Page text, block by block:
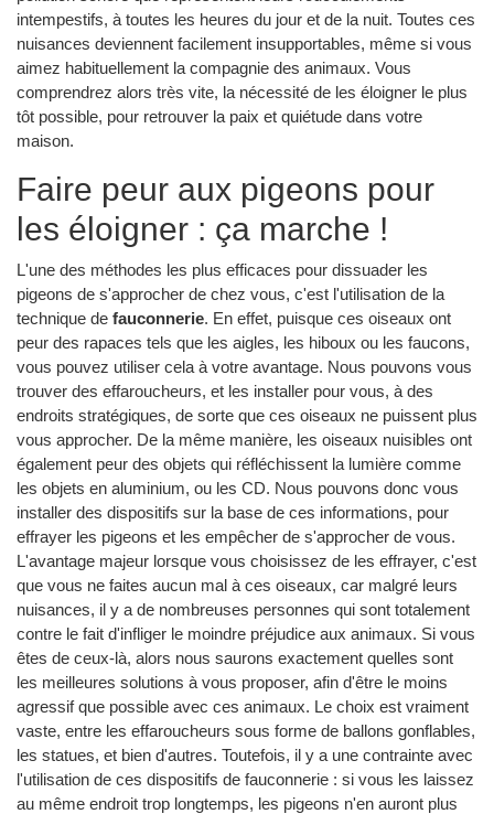
intempestifs, à toutes les heures du jour et de la nuit. Toutes ces
nuisances deviennent facilement insupportables, même si vous
aimez habituellement la compagnie des animaux. Vous
comprendrez alors très vite, la nécessité de les éloigner le plus
tôt possible, pour retrouver la paix et quiétude dans votre
maison.
Faire peur aux pigeons pour
les éloigner : ça marche !
L'une des méthodes les plus efficaces pour dissuader les
pigeons de s'approcher de chez vous, c'est l'utilisation de la
technique de fauconnerie. En effet, puisque ces oiseaux ont
peur des rapaces tels que les aigles, les hiboux ou les faucons,
vous pouvez utiliser cela à votre avantage. Nous pouvons vous
trouver des effaroucheurs, et les installer pour vous, à des
endroits stratégiques, de sorte que ces oiseaux ne puissent plus
vous approcher. De la même manière, les oiseaux nuisibles ont
également peur des objets qui réfléchissent la lumière comme
les objets en aluminium, ou les CD. Nous pouvons donc vous
installer des dispositifs sur la base de ces informations, pour
effrayer les pigeons et les empêcher de s'approcher de vous.
L'avantage majeur lorsque vous choisissez de les effrayer, c'est
que vous ne faites aucun mal à ces oiseaux, car malgré leurs
nuisances, il y a de nombreuses personnes qui sont totalement
contre le fait d'infliger le moindre préjudice aux animaux. Si vous
êtes de ceux-là, alors nous saurons exactement quelles sont
les meilleures solutions à vous proposer, afin d'être le moins
agressif que possible avec ces animaux. Le choix est vraiment
vaste, entre les effaroucheurs sous forme de ballons gonflables,
les statues, et bien d'autres. Toutefois, il y a une contrainte avec
l'utilisation de ces dispositifs de fauconnerie : si vous les laissez
au même endroit trop longtemps, les pigeons n'en auront plus